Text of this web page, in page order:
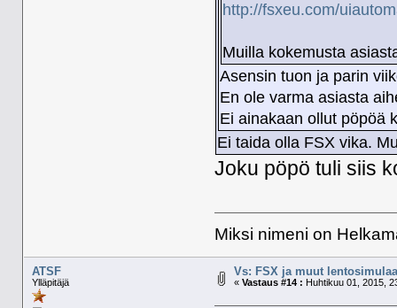
http://fsxeu.com/
Muilla kokemusta
Asensin tuon ja parin
En ole varma asiasta
Ei ainakaan ollut pöpöä
Ei taida olla FSX vika.
Joku pöpö tuli siis
Miksi nimeni on
ATSF
Ylläpitäjä
Vs: FSX ja muut
« Vastaus #14 : Huhtikuu 01, 2015,